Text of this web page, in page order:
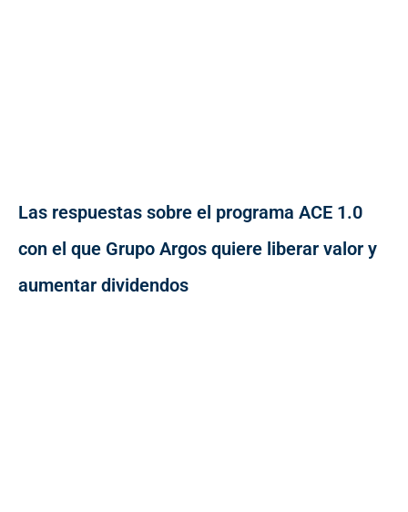
Las respuestas sobre el programa ACE 1.0
con el que Grupo Argos quiere liberar valor y
aumentar dividendos